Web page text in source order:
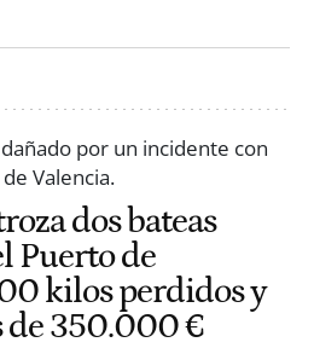
dos bateas
Puerto de
kilos perdidos y
de 350.000 €